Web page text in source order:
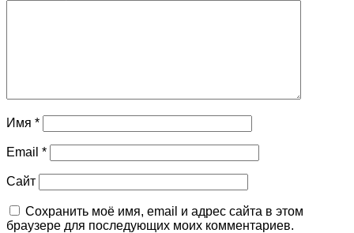
Имя *
Email *
Сайт
Сохранить моё имя, email и адрес сайта в этом
браузере для последующих моих комментариев.